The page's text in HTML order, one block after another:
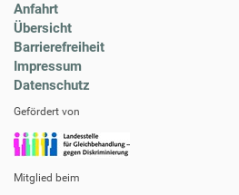
Anfahrt
Übersicht
Barrierefreiheit
Impressum
Datenschutz
Gefördert von
Mitglied beim